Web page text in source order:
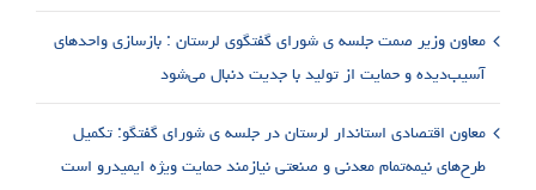
معاون وزیر صمت جلسه ی شورای گفتگوی لرستان : بازسازی واحدهای
آسیب‌دیده و حمایت از تولید با جدیت دنبال می‌شود
معاون اقتصادی استاندار لرستان در جلسه ی شورای گفتگو: تکمیل
طرح‌های نیمه‌تمام معدنی و صنعتی نیازمند حمایت ویژه ایمیدرو است